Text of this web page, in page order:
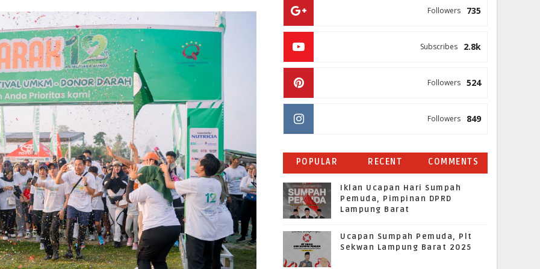
735
Followers
2.8k
Subscribes
524
Followers
849
Followers
POPULAR RECENT COMMENTS
Iklan Ucapan Hari Sumpah
Pemuda, Pimpinan DPRD
Lampung Barat
Ucapan Sumpah Pemuda, Plt
Sekwan Lampung Barat 2025